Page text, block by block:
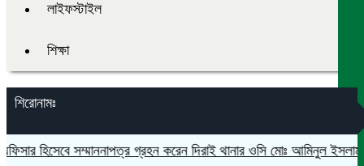
লাইফস্টাইল
শিক্ষা
শিরোনামঃ
হিসেবে সম্মাননাপত্র গ্রহন করেন দিরাই থানার ওসি মোঃ আমিনুল ইসলাম